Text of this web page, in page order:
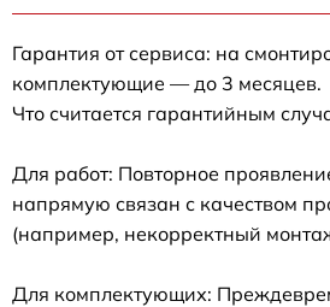
Гарантия от сервиса: на
комплектующие — до 3 месяцев.
Что считается гарантийным
Для работ: Повторное
напрямую связан с качеством
(например, некорректный
Для комплектующих: